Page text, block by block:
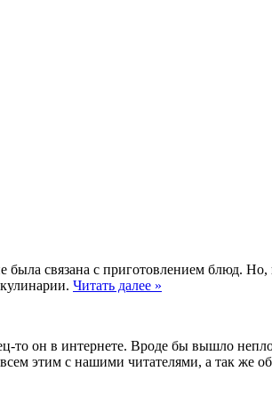
связана с приготовлением блюд.
Читать далее »
он в интернете. Вроде бы вышло
этим с нашими читателями, а так